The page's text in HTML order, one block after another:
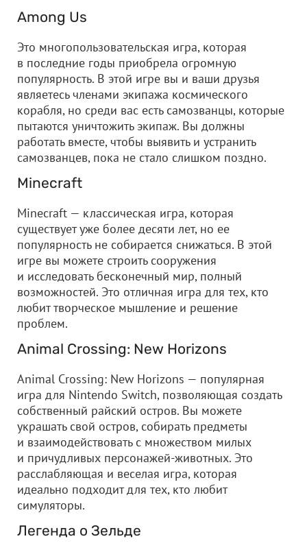
Among Us
Это многопользовательская игра, которая
в последние годы приобрела огромную
популярность. В этой игре вы и ваши друзья
являетесь членами экипажа космического
корабля, но среди вас есть самозванцы, которые
пытаются уничтожить экипаж. Вы должны
работать вместе, чтобы выявить и устранить
самозванцев, пока не стало слишком поздно.
Minecraft
Minecraft — классическая игра, которая
существует уже более десяти лет, но ее
популярность не собирается снижаться. В этой
игре вы можете строить сооружения
и исследовать бесконечный мир, полный
возможностей. Это отличная игра для тех, кто
любит творческое мышление и решение
проблем.
Animal Crossing: New Horizons
Animal Crossing: New Horizons — популярная
игра для Nintendo Switch, позволяющая создать
собственный райский остров. Вы можете
украшать свой остров, собирать предметы
и взаимодействовать с множеством милых
и причудливых персонажей-животных. Это
расслабляющая и веселая игра, которая
идеально подходит для тех, кто любит
симуляторы.
Легенда о Зельде